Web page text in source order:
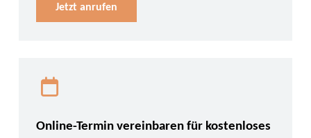
Jetzt anrufen
Online-Termin vereinbaren für kostenloses